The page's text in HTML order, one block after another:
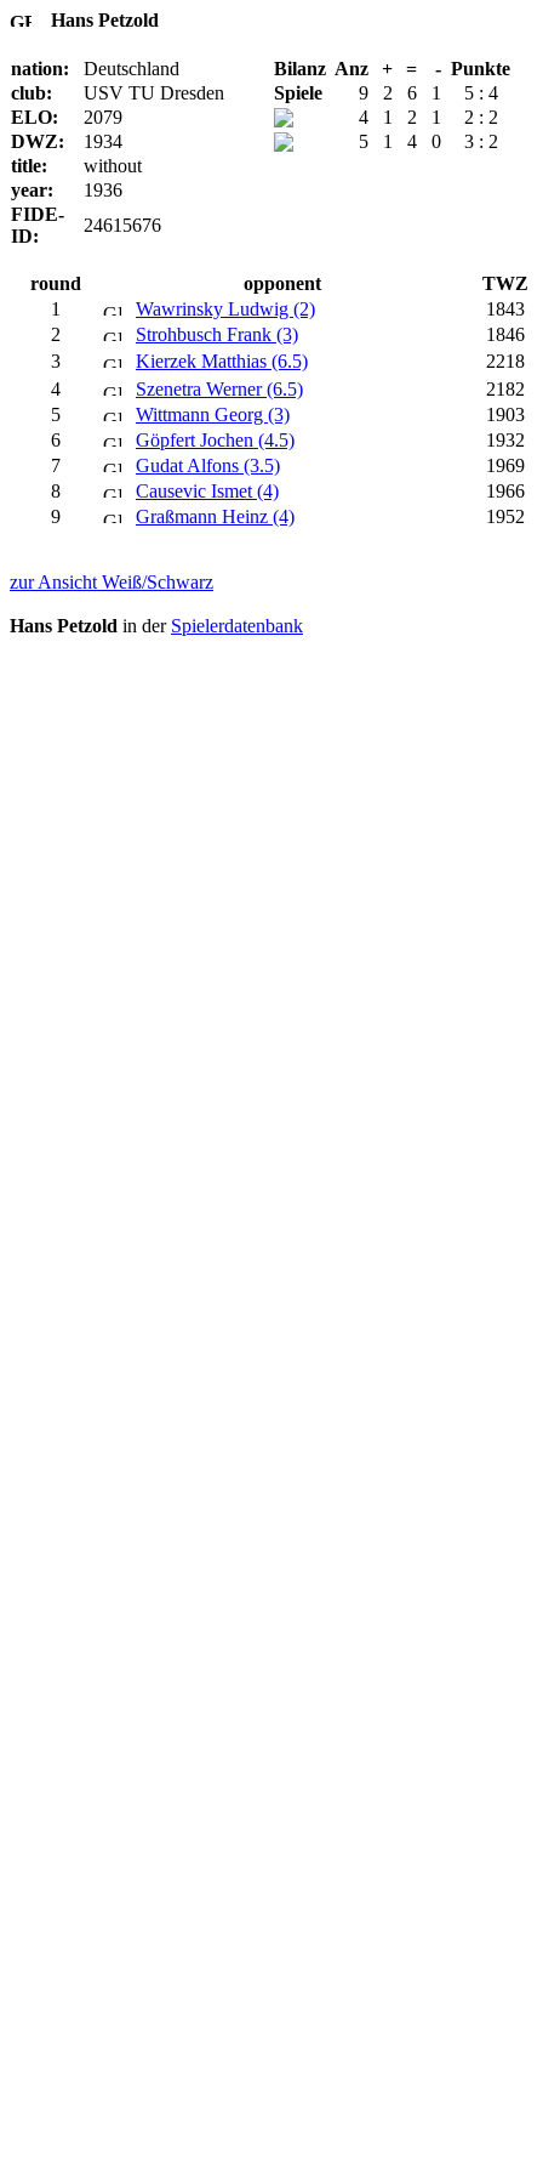
Hans Petzold
nation: Deutschland Bilanz Anz + = - Punkte
club:
USV TU Dresden Spiele 9 2 6 1
5 : 4
ELO:
2079 4 1 2 1
2 : 2
DWZ:
1934 5 1 4 0
3 : 2
title:
without
year:
1936
FIDE-
ID:
24615676
round opponent
TWZ
1
Wawrinsky Ludwig (2)
1843
2
Strohbusch Frank (3)
1846
3
Kierzek Matthias (6.5)
2218
4
Szenetra Werner (6.5)
2182
5
Wittmann Georg (3)
1903
6
Göpfert Jochen (4.5)
1932
7
Gudat Alfons (3.5)
1969
8
Causevic Ismet (4)
1966
9
Graßmann Heinz (4) 1952
zur Ansicht Weiß/Schwarz
Hans Petzold in der Spielerdatenbank